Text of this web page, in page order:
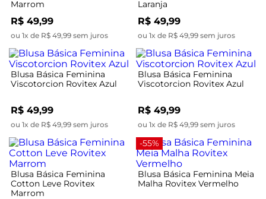
Marrom
R$ 49,99
ou 1x de R$ 49,99 sem juros
Laranja
R$ 49,99
ou 1x de R$ 49,99 sem juros
Blusa Básica Feminina
Viscotorcion Rovitex Azul
R$ 49,99
ou 1x de R$ 49,99 sem juros
Blusa Básica Feminina
Viscotorcion Rovitex Azul
R$ 49,99
ou 1x de R$ 49,99 sem juros
Blusa Básica Feminina
Cotton Leve Rovitex
Marrom
-55%
Blusa Básica Feminina Meia
Malha Rovitex Vermelho